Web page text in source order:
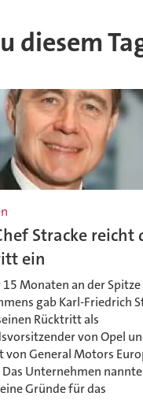
diesem
Stracke reicht
ein
15 Monaten an der Spitze
gab Karl-Friedrich
Rücktritt als
von Opel
von General Motors
Unternehmen nannte
Gründe für das